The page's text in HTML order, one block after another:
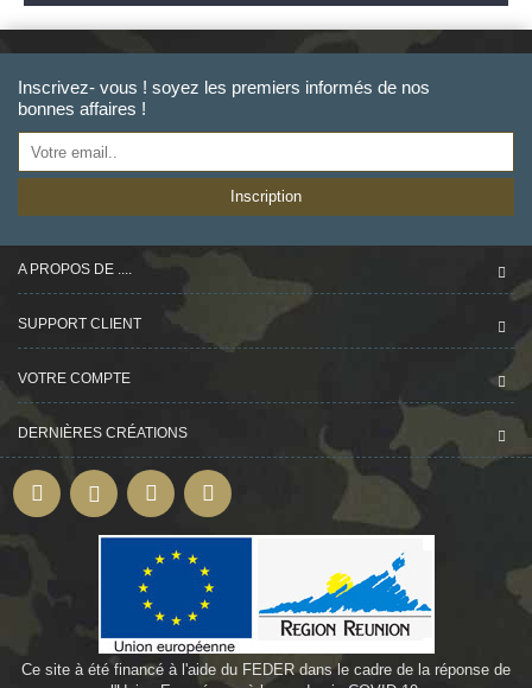
Inscrivez- vous ! soyez les premiers informés de nos
bonnes affaires !
Inscription
A PROPOS DE ....
SUPPORT CLIENT
VOTRE COMPTE
DERNIÈRES CRÉATIONS
Ce site à été financé à l'aide du FEDER dans le cadre de la réponse de